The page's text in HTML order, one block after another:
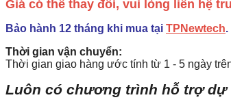
Giá có thể thay đổi, vui lòng liên hệ
Bảo hành 12 tháng khi mua tại TPNewtech.
Thời gian vận chuyển:
Thời gian giao hàng ước tính từ 1 - 5 ngày
Luôn có chương trình hỗ trợ dự